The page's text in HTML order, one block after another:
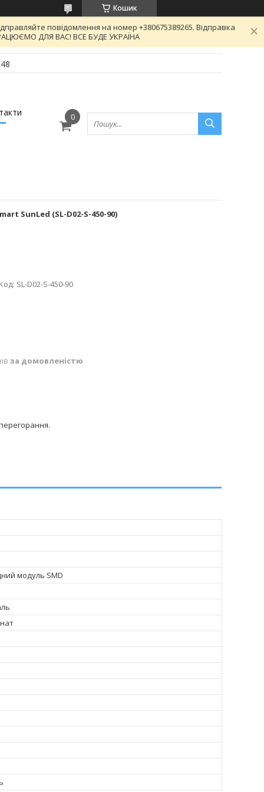
Кошик
повідомлення на номер +380675389265. Відправка
ДЛЯ ВАС! ВСЕ БУДЕ УКРАЇНА
SunLed (SL-D02-S-450-90)
Код: SL-D02-S-450-90
за домовленістю
модуль SMD